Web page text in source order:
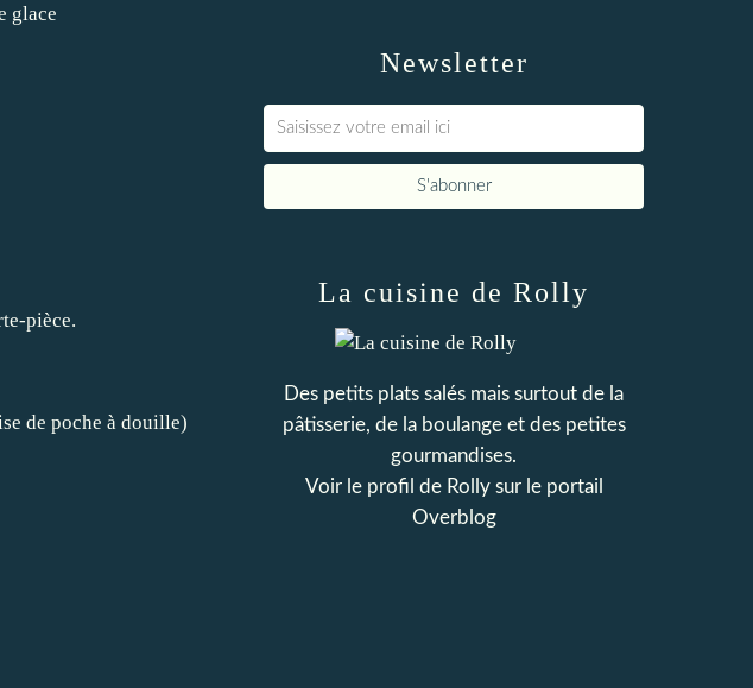
glace
pièce.
de poche à douille)
Newsletter
La cuisine de Rolly
Des petits plats salés mais surtout de la
pâtisserie, de la boulange et des petites
gourmandises.
Voir le profil de Rollysur le portail
Overblog